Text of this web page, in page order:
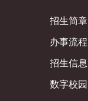
招生简章
办事流程
招生信息
数字校园